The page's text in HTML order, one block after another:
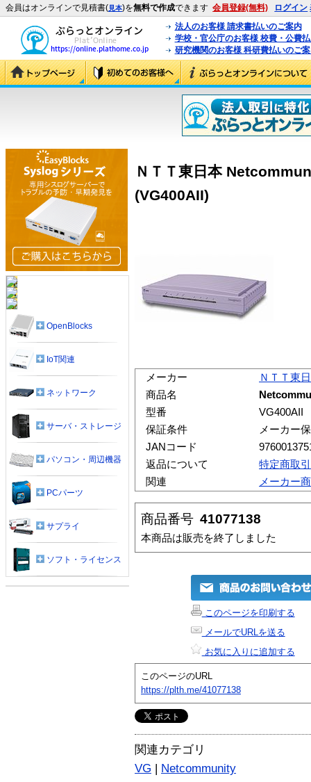
会員はオンラインで見積書(見本)を無料で作成できます 会員登録(無料) ログイン
法人のお客様 請求書払いのご案内
学校・官公庁のお客様 校費・公費
研究機関のお客様 科研費払いのご
ＮＴＴ東日本
(VG400AII)
メーカー
ＮＴＴ東
商品名
型番
VG400AII
保証条件
メーカー
JANコード
返品について
特定商取
関連
メーカー
商品番号 41077138
本商品は販売を終了しました
このページを印刷する
メールでURLを送る
お気に入りに追加する
このページのURL
https://plth.me/41077138
関連カテゴリ
VG | Netcommunity
OpenBlocks
IoT関連
ネットワーク
サーバ・ストレージ
パソコン・周辺機器
PCパーツ
サプライ
ソフト・ライセンス